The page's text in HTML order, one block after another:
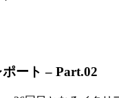
ート – Part.02